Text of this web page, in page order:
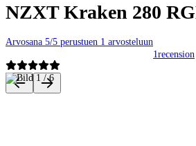
NZXT Kraken 280
Arvosana 5/5 perustuen 1 arvosteluun
1recension
Produktbilder och videor